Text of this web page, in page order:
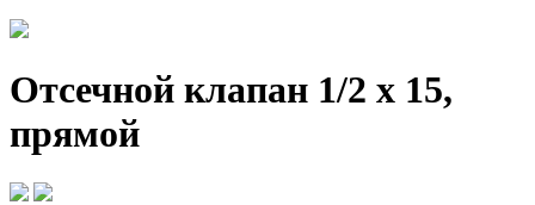
Отсечной клапан 1/2 x 15,
прямой